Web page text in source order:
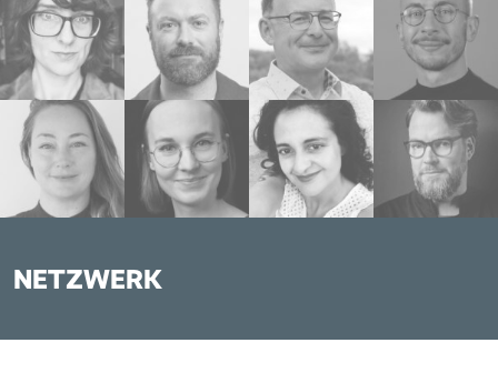
NETZWERK